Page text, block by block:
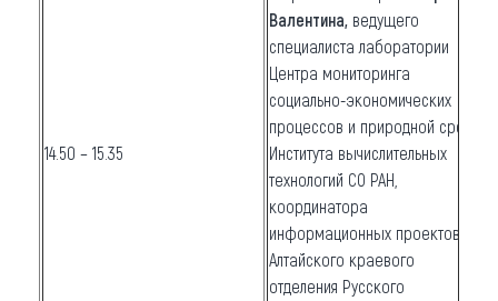
14.50 – 15.35
Валентина, ведущего
специалиста лаборатории
Центра мониторинга
социально-экономических
процессов и природной среды
Института вычислительных
технологий СО РАН,
координатора
информационных проектов
Алтайского краевого
отделения Русского